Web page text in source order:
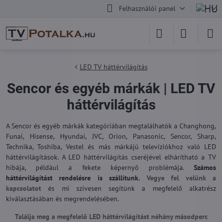
Felhasználói panel
LED TV háttérvilágítás
Sencor és egyéb márkák | LED TV
háttérvilágítás
A Sencor és egyéb márkák kategóriában megtalálhatók a Changhong,
Funai, Hisense, Hyundai, JVC, Orion, Panasonic, Sencor, Sharp,
Technika, Toshiba, Vestel és más márkájú televíziókhoz való LED
háttérvilágítások. A LED háttérvilágítás cseréjével elhárítható a TV
hibája, például a fekete képernyő problémája. Számos
háttérvilágítást rendelésre is szállítunk.
Vegye fel velünk a
kapcsolatot és mi szívesen segítünk a megfelelő alkatrész
kiválasztásában és megrendelésében.
Találja meg a megfelelő LED háttérvilágítást néhány másodperc